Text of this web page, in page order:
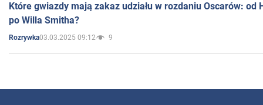
Które gwiazdy mają zakaz udziału w rozdaniu Oscarów: od
po Willa Smitha?
Rozrywka03.03.2025 09:12 9